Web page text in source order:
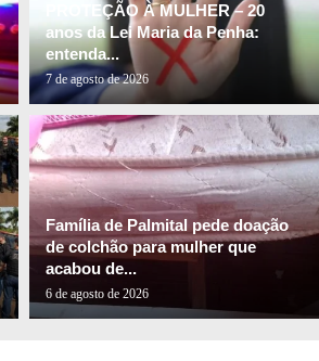
PROTEÇÃO À MULHER – 20
anos da Lei Maria da Penha:
entenda...
7 de agosto de 2026
Família de Palmital pede doação
de colchão para mulher que
acabou de...
6 de agosto de 2026